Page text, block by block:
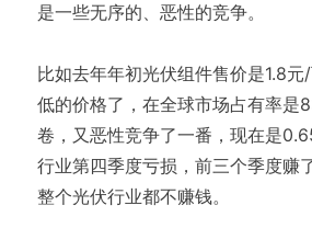
是一些无序的、恶性的竞争。
比如去年年初光伏组件售价是1.8
低的价格了，在全球市场占有率是
卷，又恶性竞争了一番，现在是
行业第四季度亏损，前三个季度赚
整个光伏行业都不赚钱。